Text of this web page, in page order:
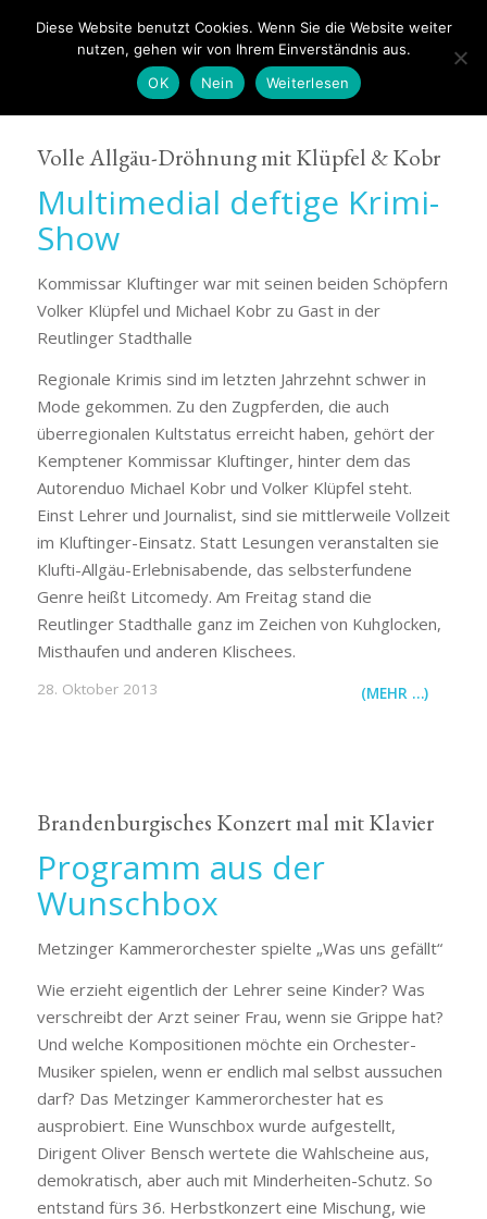
Volle Allgäu-Dröhnung mit Klüpfel & Kobr
Multimedial deftige Krimi-
Show
Kommissar Kluftinger war mit seinen beiden Schöpfern
Volker Klüpfel und Michael Kobr zu Gast in der
Reutlinger Stadthalle
Regionale Krimis sind im letzten Jahrzehnt schwer in
Mode gekommen. Zu den Zugpferden, die auch
überregionalen Kultstatus erreicht haben, gehört der
Kemptener Kommissar Kluftinger, hinter dem das
Autorenduo Michael Kobr und Volker Klüpfel steht.
Einst Lehrer und Journalist, sind sie mittlerweile Vollzeit
im Kluftinger-Einsatz. Statt Lesungen veranstalten sie
Klufti-Allgäu-Erlebnisabende, das selbsterfundene
Genre heißt Litcomedy. Am Freitag stand die
Reutlinger Stadthalle ganz im Zeichen von Kuhglocken,
Misthaufen und anderen Klischees.
(MEHR …)
28. Oktober 2013
Brandenburgisches Konzert mal mit Klavier
Programm aus der
Wunschbox
Metzinger Kammerorchester spielte „Was uns gefällt“
Wie erzieht eigentlich der Lehrer seine Kinder? Was
verschreibt der Arzt seiner Frau, wenn sie Grippe hat?
Und welche Kompositionen möchte ein Orchester-
Musiker spielen, wenn er endlich mal selbst aussuchen
darf? Das Metzinger Kammerorchester hat es
ausprobiert. Eine Wunschbox wurde aufgestellt,
Dirigent Oliver Bensch wertete die Wahlscheine aus,
demokratisch, aber auch mit Minderheiten-Schutz. So
entstand fürs 36. Herbstkonzert eine Mischung, wie
Diese Website benutzt Cookies. Wenn Sie die Website weiter
nutzen, gehen wir von Ihrem Einverständnis aus.
OK
Nein Weiterlesen